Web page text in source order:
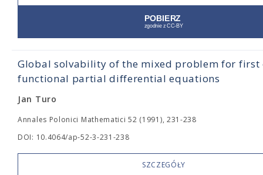
Global solvability of the mixed problem for first
functional partial differential equations
Jan Turo
Annales Polonici Mathematici 52 (1991), 231-238
DOI: 10.4064/ap-52-3-231-238
SZCZEGÓŁY